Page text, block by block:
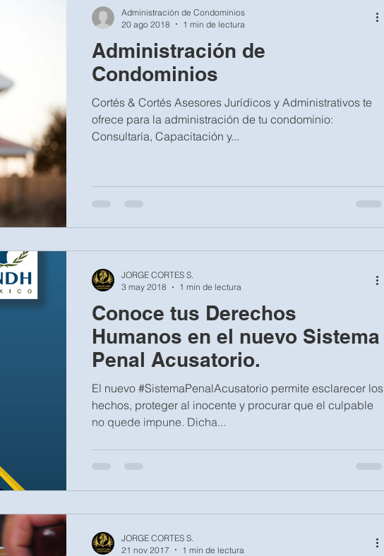
Administración de
Condominios
Cortés & Cortés Asesores Jurídicos y Administrativos te
ofrece para la administración de tu condominio:
Consultaría, Capacitación y...
Administración de Condominios
20 ago 2018
1 min de lectura
Conoce tus Derechos
Humanos en el nuevo Sistema
Penal Acusatorio.
El nuevo #SistemaPenalAcusatorio permite esclarecer los
hechos, proteger al inocente y procurar que el culpable
no quede impune. Dicha...
JORGE CORTES S.
3 may 2018
1 min de lectura
JORGE CORTES S.
21 nov 2017
1 min de lectura